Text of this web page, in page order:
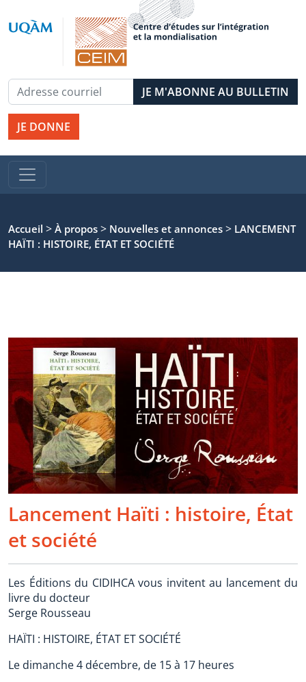
JE DONNE
Accueil > À propos > Nouvelles et annonces > LANCEMENT
HAÏTI : HISTOIRE, ÉTAT ET SOCIÉTÉ
Lancement Haïti : histoire, État
et société
Les Éditions du CIDIHCA vous invitent au lancement du
livre du docteur
Serge Rousseau
HAÏTI : HISTOIRE, ÉTAT ET SOCIÉTÉ
Le dimanche 4 décembre, de 15 à 17 heures